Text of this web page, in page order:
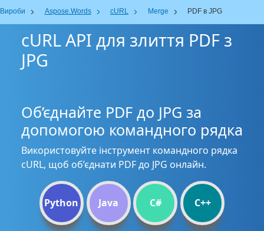
Вироби Aspose.Words cURL Merge PDF в JPG
cURL API для злиття PDF з
JPG
Об’єднайте PDF до JPG за
допомогою командного рядка
Використовуйте інструмент командного рядка
cURL, щоб об’єднати PDF до JPG онлайн.
Python Java C# C++